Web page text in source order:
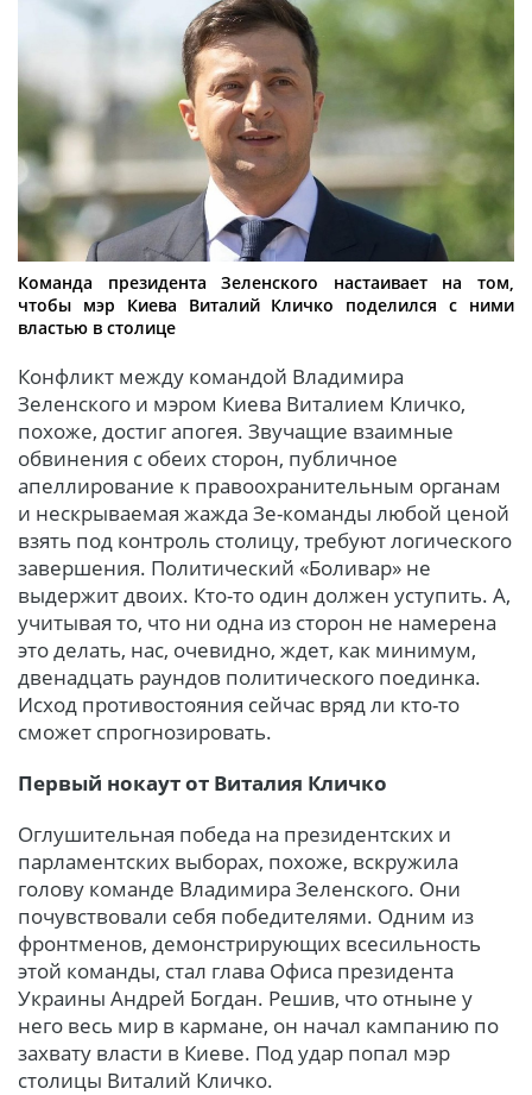
Команда президента Зеленского настаивает на том,
чтобы мэр Киева Виталий Кличко поделился с ними
властью в столице
Конфликт между командой Владимира
Зеленского и мэром Киева Виталием Кличко,
похоже, достиг апогея. Звучащие взаимные
обвинения с обеих сторон, публичное
апеллирование к правоохранительным органам
и нескрываемая жажда Зе-команды любой ценой
взять под контроль столицу, требуют логического
завершения. Политический «Боливар» не
выдержит двоих. Кто-то один должен уступить. А,
учитывая то, что ни одна из сторон не намерена
это делать, нас, очевидно, ждет, как минимум,
двенадцать раундов политического поединка.
Исход противостояния сейчас вряд ли кто-то
сможет спрогнозировать.
Первый нокаут от Виталия Кличко
Оглушительная победа на президентских и
парламентских выборах, похоже, вскружила
голову команде Владимира Зеленского. Они
почувствовали себя победителями. Одним из
фронтменов, демонстрирующих всесильность
этой команды, стал глава Офиса президента
Украины Андрей Богдан. Решив, что отныне у
него весь мир в кармане, он начал кампанию по
захвату власти в Киеве. Под удар попал мэр
столицы Виталий Кличко.